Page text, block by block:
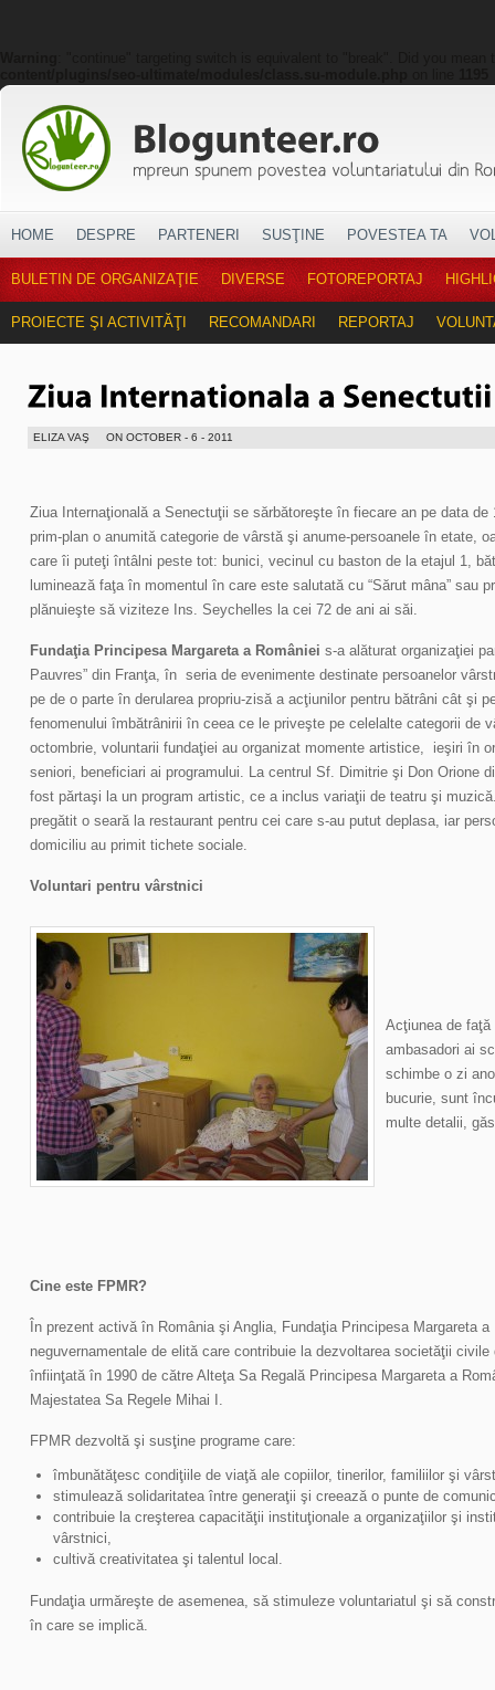
HOME DESPRE PARTENERI SUSŢINE POVESTEA TA
BULETIN DE ORGANIZAŢIE DIVERSE FOTOREPORTAJ
PROIECTE ŞI ACTIVITĂŢI RECOMANDARI REPORTAJ
ELIZA VAŞ ON OCTOBER - 6 - 2011
Ziua Internaţională a Senectuţii se sărbătoreşte în fiecare an pe data
prim-plan o anumită categorie de vârstă şi anume-persoanele în etate,
care îi puteţi întâlni peste tot: bunici, vecinul cu baston de la etajul 1,
luminează faţa în momentul în care este salutată cu “Sărut mâna” sau
plănuieşte să viziteze Ins. Seychelles la cei 72 de ani ai săi.
Fundaţia Principesa Margareta a României s-a alăturat organizaţiei
Pauvres” din Franţa, în seria de evenimente destinate persoanelor
pe de o parte în derularea propriu-zisă a acţiunilor pentru bătrâni cât şi
fenomenului îmbătrânirii în ceea ce le priveşte pe celelalte categorii de
octombrie, voluntarii fundaţiei au organizat momente artistice, ieşiri în
seniori, beneficiari ai programului. La centrul Sf. Dimitrie şi Don Orione
fost părtaşi la un program artistic, ce a inclus variaţii de teatru şi
pregătit o seară la restaurant pentru cei care s-au putut deplasa, iar
domiciliu au primit tichete sociale.
Voluntari pentru vârstnici
Acţiunea de faţă
ambasadori ai
schimbe o zi
bucurie, sunt
multe detalii,
Cine este FPMR?
În prezent activă în România şi Anglia, Fundaţia Principesa Margareta
neguvernamentale de elită care contribuie la dezvoltarea societăţii
înfiinţată în 1990 de către Alteţa Sa Regală Principesa Margareta a
Majestatea Sa Regele Mihai I.
FPMR dezvoltă şi susţine programe care:
îmbunătăţesc condiţiile de viaţă ale copiilor, tinerilor, familiilor şi
stimulează solidaritatea între generaţii şi creează o punte de
contribuie la creşterea capacităţii instituţionale a organizaţiilor şi
vârstnici,
cultivă creativitatea şi talentul local.
Fundaţia urmăreşte de asemenea, să stimuleze voluntariatul şi să
în care se implică.